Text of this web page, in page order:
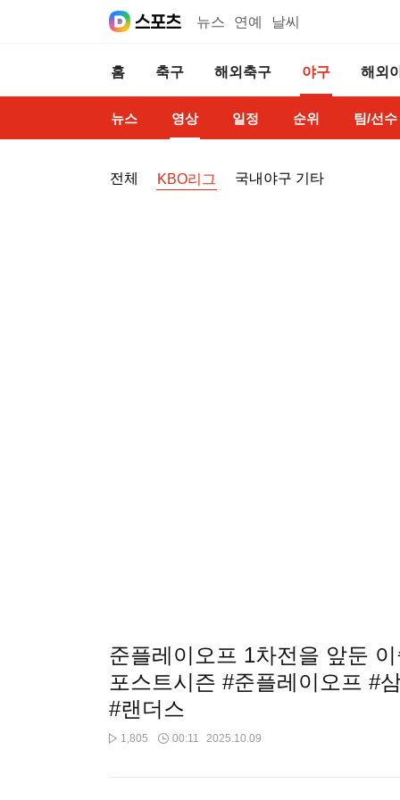
뉴스 연예 날씨
홈 축구 해외축구 야구 해외
뉴스 영상 일정 순위 팀/선수
전체 KBO리그 국내야구 기타
준플레이오프 1차전을 앞둔
포스트시즌 #준플레이오프 #
#랜더스
1,805 00:11 2025.10.09